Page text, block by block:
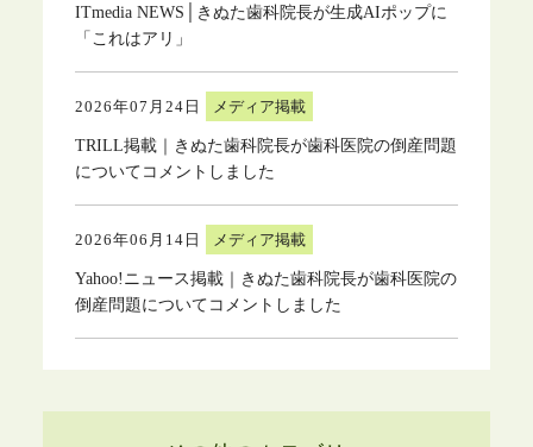
ITmedia NEWS│きぬた歯科院長が生成AIポップに
「これはアリ」
2026年07月24日 メディア掲載
TRILL掲載｜きぬた歯科院長が歯科医院の倒産問題
についてコメントしました
2026年06月14日 メディア掲載
Yahoo!ニュース掲載｜きぬた歯科院長が歯科医院の
倒産問題についてコメントしました